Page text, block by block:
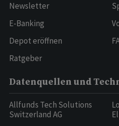
Newsletter
E-Banking
Depot eröffnen
Ratgeber
Datenquellen und
Allfunds Tech Solutions
Switzerland AG